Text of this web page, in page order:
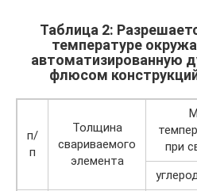
Таблица 2:
температуре
автоматизированную
флюсом
п/
п
Толщина
свариваемого
элемента
при